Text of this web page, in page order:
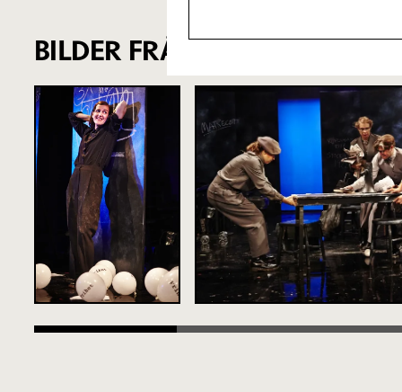
BILDER FRÅN